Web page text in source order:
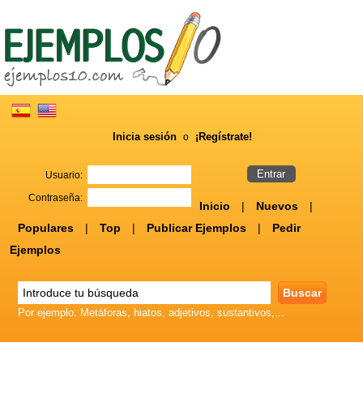
Inicia sesión o ¡Regístrate!
Usuario:
Contraseña:
Inicio | Nuevos
|
Populares
| Top | Publicar Ejemplos |
Pedir
Ejemplos
Por ejemplo: Metáforas, hiatos, adjetivos, sustantivos,...